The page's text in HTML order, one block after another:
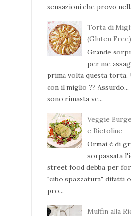
sensazioni che provo
Torta di
(Gluten Free)
Grande
per me
prima volta questa torta.
con il miglio ?? Assurdo...
sono rimasta ve...
Veggie
e Bietoline
Ormai è di
sorpassata
street food debba per
"cibo spazzatura" difatti
pro...
Muffin alla